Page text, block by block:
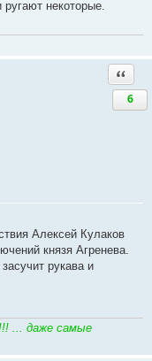
некоторые.
6
Алексей Кулаков
князя Агренева.
рукава и
... даже самые